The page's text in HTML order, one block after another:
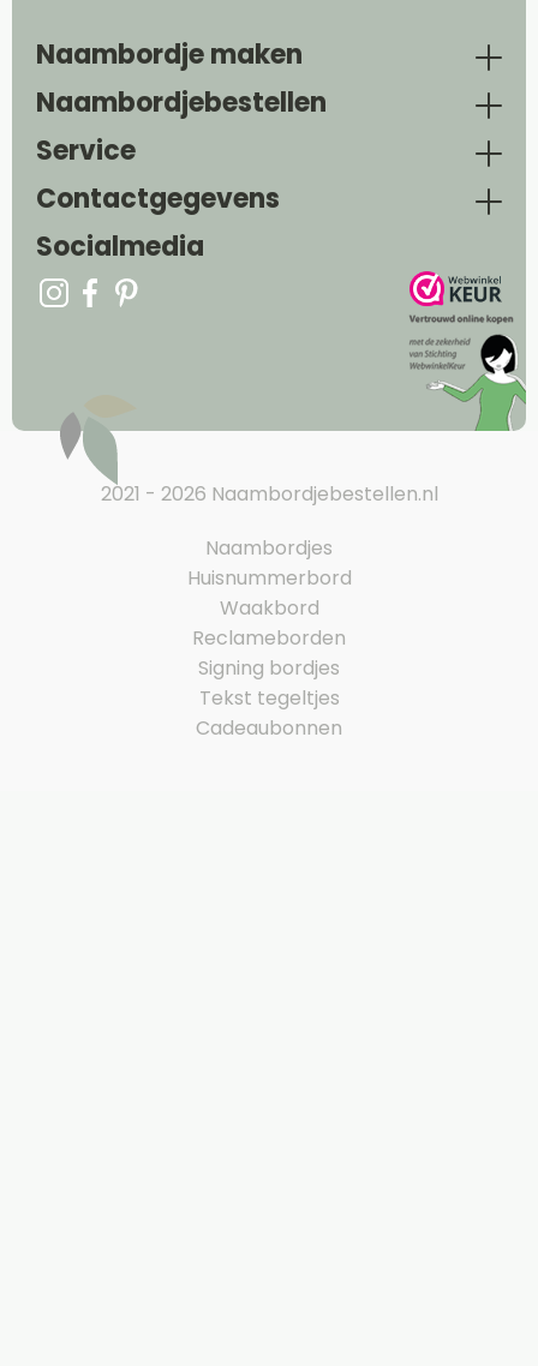
Naambordje maken
Naambordjebestellen
Service
Contactgegevens
Socialmedia
2021 - 2026 Naambordjebestellen.nl
Naambordjes
Huisnummerbord
Waakbord
Reclameborden
Signing bordjes
Tekst tegeltjes
Cadeaubonnen